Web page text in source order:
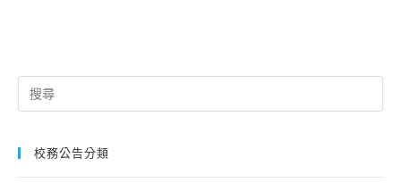
Search
for:
校務公告分類